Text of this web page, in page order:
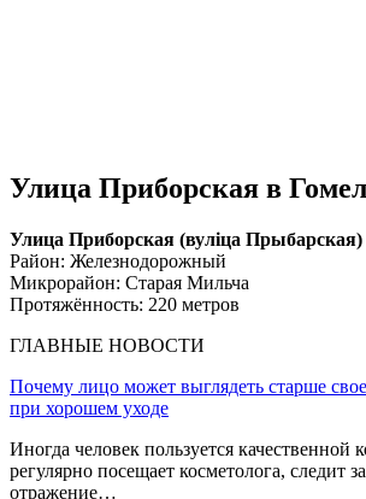
Улица Приборская в
Улица Приборская (вулiца Прыбарская)
Район: Железнодорожный
Микрорайон: Старая Мильча
Протяжённость: 220 метров
ГЛАВНЫЕ НОВОСТИ
Почему лицо может выглядеть старше
при хорошем уходе
Иногда человек пользуется качественной
регулярно посещает косметолога, следит
отражение…